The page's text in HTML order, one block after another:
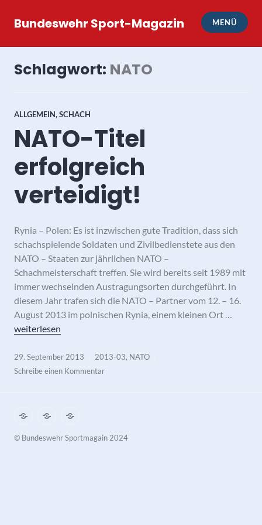
InhaltBundeswehr Sport-Magazin MENÜ
Schlagwort: NATO
ALLGEMEIN,SCHACH
NATO-Titel
erfolgreich
verteidigt!
Rynia – Polen: Es ist inzwischen gute Tradition, dass sich
schachspielende Soldaten und Zivilbedienstete aus den
NATO – Staaten zur jährlichen NATO –
Schachmeisterschaft treffen. Sie wird bereits seit 1989 mit
immer wechselnden Austragungsorten durchgeführt. In
diesem Jahr trafen sich die NATO – Partner vom 12. – 16.
August 2013 im polnischen Rynia, einem kleinen Ort …
NATO-Titel erfolgreich verteidigt!
weiterlesen
29. September 2013 2013-03, NATO
Schreibe einen Kommentar
ImpressumDatenschutz
Kontakt
©️ Bundeswehr Sportmagain 2024